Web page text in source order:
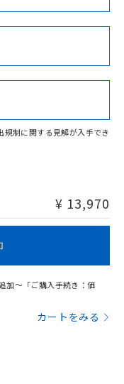
Cd Cr(VI)
ります。
No No
/適合状況ページへ
からご検索ください
規制に関する見解が入手でき
¥ 13,970
加～「ご購入手続き：価
カートをみる